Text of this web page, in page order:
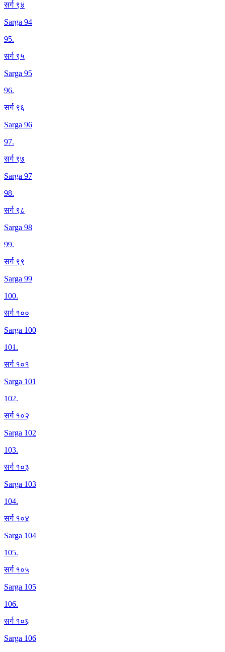
सर्ग ९४
Sarga 94
95.
सर्ग ९५
Sarga 95
96.
सर्ग ९६
Sarga 96
97.
सर्ग ९७
Sarga 97
98.
सर्ग ९८
Sarga 98
99.
सर्ग ९९
Sarga 99
100.
सर्ग १००
Sarga 100
101.
सर्ग १०१
Sarga 101
102.
सर्ग १०२
Sarga 102
103.
सर्ग १०३
Sarga 103
104.
सर्ग १०४
Sarga 104
105.
सर्ग १०५
Sarga 105
106.
सर्ग १०६
Sarga 106